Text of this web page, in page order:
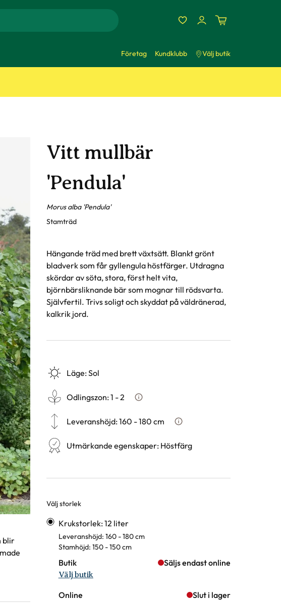
Företag Kundklubb Välj butik
Vitt mullbär
'Pendula'
Morus alba 'Pendula'
Stamträd
Hängande träd med brett växtsätt. Blankt grönt
bladverk som får gyllengula höstfärger. Utdragna
skördar av söta, stora, först helt vita,
björnbärsliknande bär som mognar till rödsvarta.
Självfertil. Trivs soligt och skyddat på väldränerad,
kalkrik jord.
Läge:Sol
Odlingszon:1 - 2
Vad är odlingszon?
Leveranshöjd:160 - 180 cm
Hur vi mäter leveranshöjd
Utmärkande egenskaper: Höstfärg
Välj storlek
Varianter
Krukstorlek: 12 liter
Leveranshöjd: 160 - 180 cm
Stamhöjd: 150 - 150 cm
Butik Säljs endast online
Välj butik
Online Slut i lager
blir